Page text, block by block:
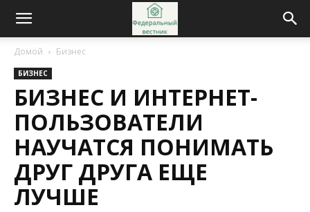
Домой Бизнес
БИЗНЕС
БИЗНЕС И ИНТЕРНЕТ-
ПОЛЬЗОВАТЕЛИ
НАУЧАТСЯ ПОНИМАТЬ
ДРУГ ДРУГА ЕЩЕ
ЛУЧШЕ